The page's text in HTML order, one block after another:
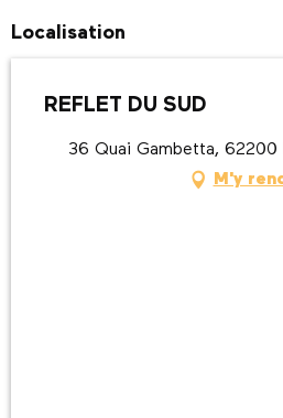
Localisation
REFLET DU SUD
36 Quai Gambetta, 62200
M'y